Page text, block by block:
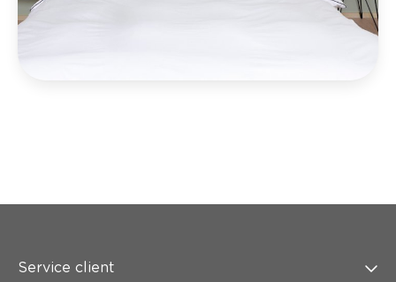
Service client